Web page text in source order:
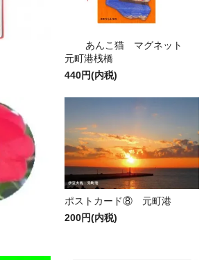
あんこ猫 マグネット
元町港桟橋
440円(内税)
ポストカード⑧ 元町港
200円(内税)